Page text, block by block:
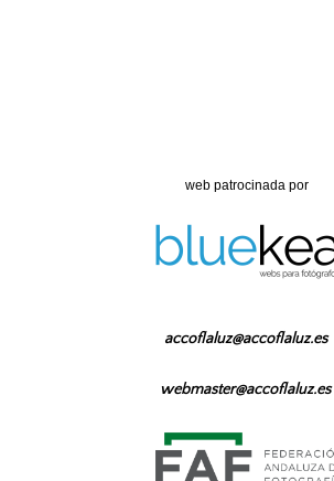
web patrocinada por
accoflaluz@accoflaluz.es
webmaster@accoflaluz.es